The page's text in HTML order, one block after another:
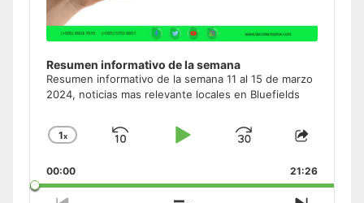
Resumen informativo de la semana
Resumen informativo de la semana 11 al 15 de marzo
2024, noticias mas relevante locales en Bluefields
Change
Rate
1x
Skip
Play
Jump
Forward
Share
Episode
00:00 21:26